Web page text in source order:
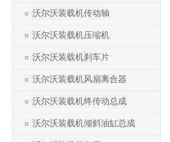
沃尔沃装载机传动轴
沃尔沃装载机压缩机
沃尔沃装载机刹车片
沃尔沃装载机风扇离合器
沃尔沃装载机终传动总成
沃尔沃装载机倾斜油缸总成